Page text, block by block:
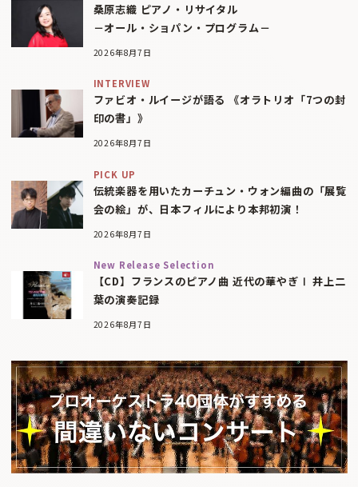
桑原志織 ピアノ・リサイタル
－オール・ショパン・プログラム－
2026年8月7日
INTERVIEW
ファビオ・ルイージが語る 《オラトリオ「7つの封
印の書」》
2026年8月7日
PICK UP
伝統楽器を用いたカーチュン・ウォン編曲の「展覧
会の絵」が、日本フィルにより本邦初演！
2026年8月7日
New Release Selection
【CD】フランスのピアノ曲 近代の華やぎⅠ 井上二
葉の演奏記録
2026年8月7日